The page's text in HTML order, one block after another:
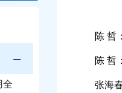
全
陈 哲：
陈 哲：
张海